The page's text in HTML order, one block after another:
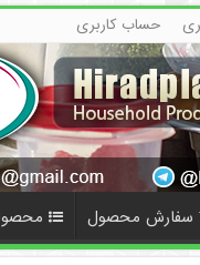
حساب کاربری
سفارش محصول